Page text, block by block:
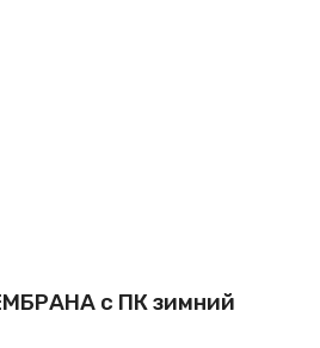
с ПК зимний